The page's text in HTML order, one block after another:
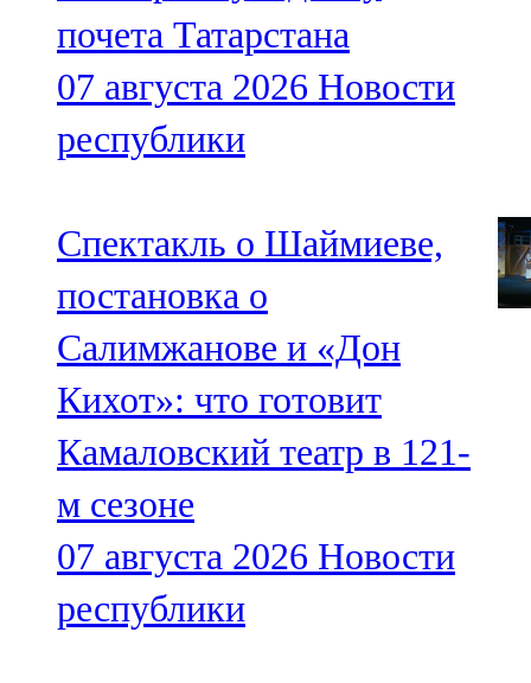
почета Татарстана
07 августа 2026 Новости
республики
Спектакль о Шаймиеве,
постановка о
Салимжанове и «Дон
Кихот»: что готовит
Камаловский театр в 121-
м сезоне
07 августа 2026 Новости
республики